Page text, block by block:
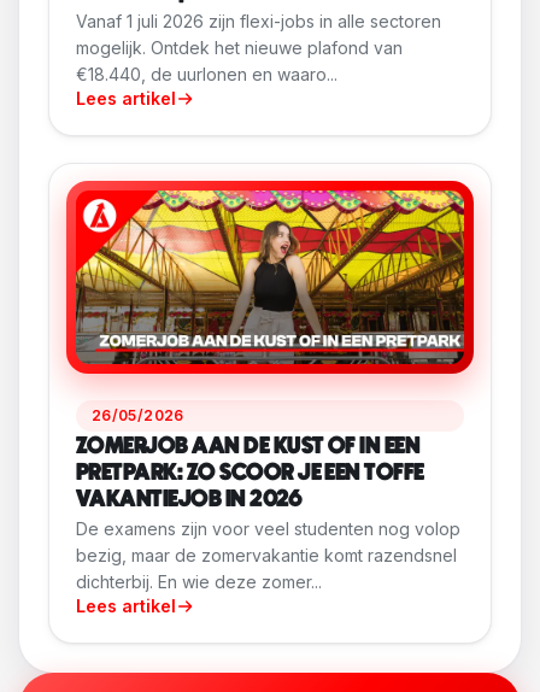
Vanaf 1 juli 2026 zijn flexi-jobs in alle sectoren
mogelijk. Ontdek het nieuwe plafond van
€18.440, de uurlonen en waaro...
Lees artikel
26/05/2026
ZOMERJOB AAN DE KUST OF IN EEN
PRETPARK: ZO SCOOR JE EEN TOFFE
VAKANTIEJOB IN 2026
De examens zijn voor veel studenten nog volop
bezig, maar de zomervakantie komt razendsnel
dichterbij. En wie deze zomer...
Lees artikel